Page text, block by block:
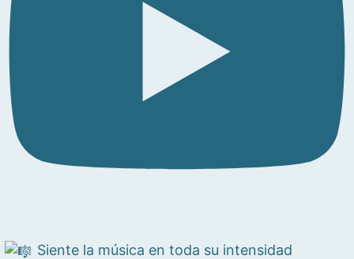
Siente la música en toda su intensidad